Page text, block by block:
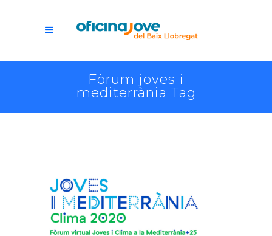
Fòrum joves i
mediterrània Tag